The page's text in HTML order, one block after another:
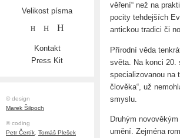
Velikost písma
H H H
Kontakt
Press Kit
© design
Marek Šilpoch
© coding
Petr Čertík, Tomáš Plešek
věření“ než na
pocity tehdejších
antickou tradici či
Přírodní věda
světa. Na konci 20.
specializovanou na
člověka“, už
smyslu.
Druhým
umění. Zejména